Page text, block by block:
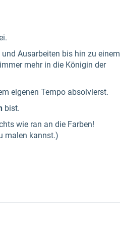
Ausarbeiten bis hin zu einem
mehr in die Königin der
eigenen Tempo absolvierst.
bist.
wie ran an die Farben!
malen kannst.)